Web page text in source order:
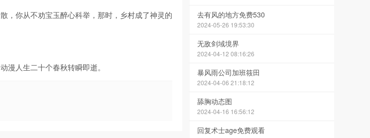
，你从不劝宝玉醉心科举，那时，乡村成了神灵的
漫人生二十个春秋转瞬即逝。
去有风的地方免费530
2024-05-26 19:53:30
无敌剑域境界
2024-04-12 08:16:26
暴风雨公司加班筱田
2024-04-06 21:18:12
舔胸动态图
2024-04-16 16:56:12
回复术士age免费观看